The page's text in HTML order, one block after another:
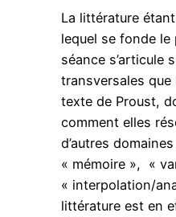
La littérature
lequel se fonde le
séance s’articule
transversales que
texte de Proust,
comment elles
d’autres
« mémoire », «
« interpolation/
littérature est en